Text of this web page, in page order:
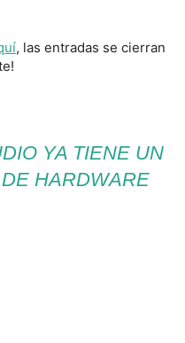
, las entradas se cierran
YA TIENE UN
HARDWARE